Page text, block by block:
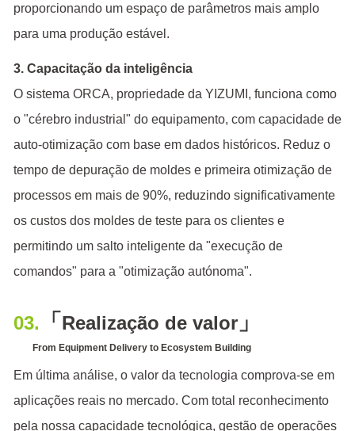
proporcionando um espaço de parâmetros mais amplo
para uma produção estável.
3. Capacitação da inteligência
O sistema ORCA, propriedade da YIZUMI, funciona como
o "cérebro industrial" do equipamento, com capacidade de
auto-otimização com base em dados históricos. Reduz o
tempo de depuração de moldes e primeira otimização de
processos em mais de 90%, reduzindo significativamente
os custos dos moldes de teste para os clientes e
permitindo um salto inteligente da "execução de
comandos" para a "otimização autónoma".
03. 「 Realização de valor」
From Equipment Delivery to Ecosystem Building
Em última análise, o valor da tecnologia comprova-se em
aplicações reais no mercado. Com total reconhecimento
pela nossa capacidade tecnológica, gestão de operações